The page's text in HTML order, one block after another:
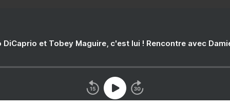
DiCaprio et Tobey Maguire, c'est lui ! Rencontre avec